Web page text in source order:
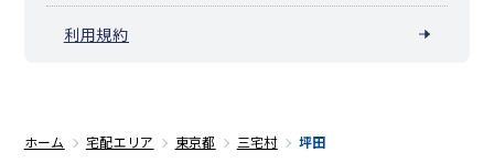
利用規約
ホーム 宅配エリア 東京都 三宅村 坪田